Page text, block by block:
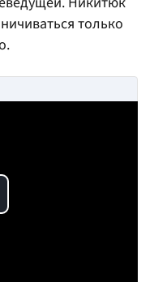
только
Video